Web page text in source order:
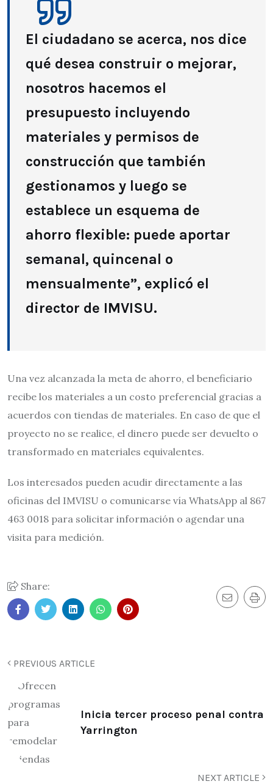
El ciudadano se acerca, nos dice
qué desea construir o mejorar,
nosotros hacemos el
presupuesto incluyendo
materiales y permisos de
construcción que también
gestionamos y luego se
establece un esquema de
ahorro flexible: puede aportar
semanal, quincenal o
mensualmente”, explicó el
director de IMVISU.
Una vez alcanzada la meta de ahorro, el beneficiario
recibe los materiales a un costo preferencial gracias a
acuerdos con tiendas de materiales. En caso de que el
proyecto no se realice, el dinero puede ser devuelto o
transformado en materiales equivalentes.
Los interesados pueden acudir directamente a las
oficinas del IMVISU o comunicarse vía WhatsApp al 867
463 0018 para solicitar información o agendar una
visita para medición.
Share:
PREVIOUS ARTICLE
Inicia tercer proceso penal contra
Yarrington
NEXT ARTICLE